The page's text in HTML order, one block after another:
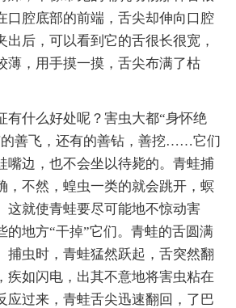
口腔底部的前端，舌尖却伸向口腔
出后，可以看到它的舌很长很宽，
薄，用手摸一摸，舌尖布满了枯
有什么好处呢？害虫大都“身怀绝
的善飞，还有的善钻，善挖……它们
嘴边，也不会坐以待毙的。青蛙捕
，不然，蝗虫一类的就会跳开，螟
这就使青蛙要尽可能地不惊动害
的地方“干掉”它们。青蛙的舌圆满
捕虫时，青蛙猛然跃起，舌突然翻
疾如闪电，出其不意地将害虫粘在
应过来，青蛙舌尖迅速翻回，了巴